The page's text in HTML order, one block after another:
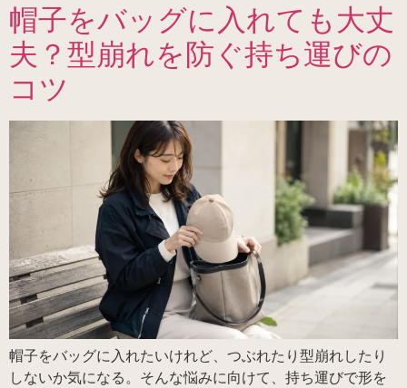
帽子をバッグに入れても大丈
夫？型崩れを防ぐ持ち運びの
コツ
帽子をバッグに入れたいけれど、つぶれたり型崩れしたり
しないか気になる。そんな悩みに向けて、持ち運びで形を